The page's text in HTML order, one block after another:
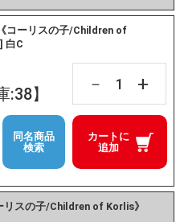
コーリスの子/Children of
白C
:38】
－ +
カートに
追加
同名商品
検索
リスの子/Children of Korlis》